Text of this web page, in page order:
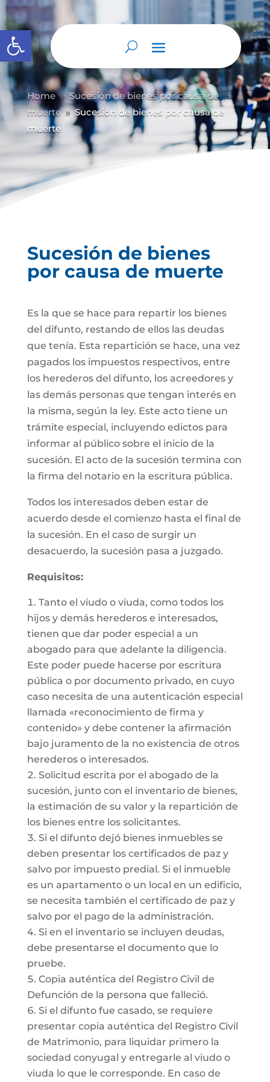
Abrir barra de herramientas
Home 9 Sucesión de bienes por causa de
muerte 9 Sucesión de bienes por causa de
muerte
Sucesión de bienes
por causa de muerte
Es la que se hace para repartir los bienes
del difunto, restando de ellos las deudas
que tenía. Esta repartición se hace, una vez
pagados los impuestos respectivos, entre
los herederos del difunto, los acreedores y
las demás personas que tengan interés en
la misma, según la ley. Este acto tiene un
trámite especial, incluyendo edictos para
informar al público sobre el inicio de la
sucesión. El acto de la sucesión termina con
la firma del notario en la escritura pública.
Todos los interesados deben estar de
acuerdo desde el comienzo hasta el final de
la sucesión. En el caso de surgir un
desacuerdo, la sucesión pasa a juzgado.
Requisitos:
Tanto el viudo o viuda, como todos los
hijos y demás herederos e interesados,
tienen que dar poder especial a un
abogado para que adelante la diligencia.
Este poder puede hacerse por escritura
pública o por documento privado, en cuyo
caso necesita de una autenticación especial
llamada «reconocimiento de firma y
contenido» y debe contener la afirmación
bajo juramento de la no existencia de otros
herederos o interesados.
Solicitud escrita por el abogado de la
sucesión, junto con el inventario de bienes,
la estimación de su valor y la repartición de
los bienes entre los solicitantes.
Si el difunto dejó bienes inmuebles se
deben presentar los certificados de paz y
salvo por impuesto predial. Si el inmueble
es un apartamento o un local en un edificio,
se necesita también el certificado de paz y
salvo por el pago de la administración.
Si en el inventario se incluyen deudas,
debe presentarse el documento que lo
pruebe.
Copia auténtica del Registro Civil de
Defunción de la persona que falleció.
Si el difunto fue casado, se requiere
presentar copia auténtica del Registro Civil
de Matrimonio, para liquidar primero la
sociedad conyugal y entregarle al viudo o
viuda lo que le corresponde. En caso de